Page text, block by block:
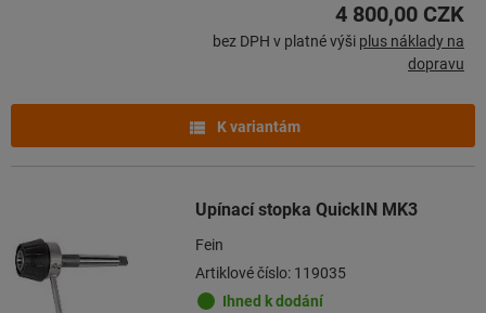
4 800,00 CZK
bez DPH v platné výši plus náklady na
dopravu
K variantám
Upínací stopka QuickIN MK3
Fein
Artiklové číslo: 119035
Ihned k dodání